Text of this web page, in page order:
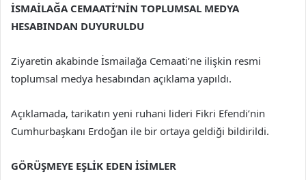
İSMAİLAĞA CEMAATİ’NİN TOPLUMSAL MEDYA
HESABINDAN DUYURULDU
Ziyaretin akabinde İsmailağa Cemaati’ne ilişkin resmi
toplumsal medya hesabından açıklama yapıldı.
Açıklamada, tarikatın yeni ruhani lideri Fikri Efendi’nin
Cumhurbaşkanı Erdoğan ile bir ortaya geldiği bildirildi.
GÖRÜŞMEYE EŞLİK EDEN İSİMLER